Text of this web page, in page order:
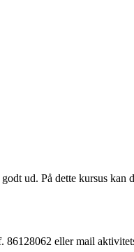
ud. På dette kursus kan
eller mail